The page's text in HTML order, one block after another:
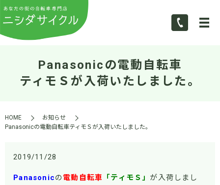
Panasonicの電動自転車
ティモＳが入荷いたしました。
HOME
お知らせ
Panasonicの電動自転車ティモＳが入荷いたしました。
2019/11/28
Panasonicの 電動自転車 「ティモＳ」 が入荷しまし